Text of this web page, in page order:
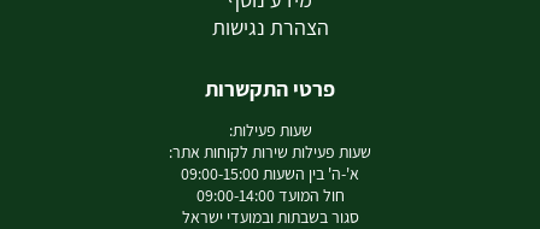
הצהרת נגישות
פרטי התקשרות
שעות פעילות:
שעות פעילות שירות לקוחות אתר:
א'-ה' בין השעות 09:00-15:00
חול המועד 09:00-14:00
סגור בשבתות ובמועדי ישראל